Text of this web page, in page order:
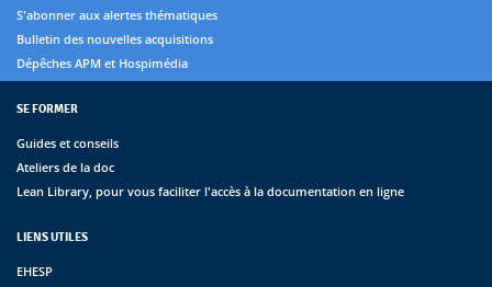
S'abonner aux alertes thématiques
Bulletin des nouvelles acquisitions
Dépêches APM et Hospimédia
SE FORMER
Guides et conseils
Ateliers de la doc
Lean Library, pour vous faciliter l'accès à la documentation en ligne
LIENS UTILES
EHESP